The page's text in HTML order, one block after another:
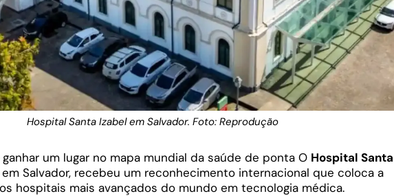
Hospital Santa Izabel em Salvador. Foto: Reprodução
um lugar no mapa mundial da saúde de ponta O Hospital Santa
em Salvador, recebeu um reconhecimento internacional que coloca a
hospitais mais avançados do mundo em tecnologia médica.